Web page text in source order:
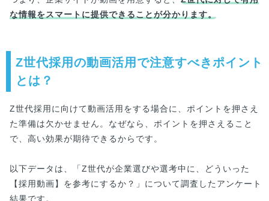
な情報をスマートに提供できることが分かります。
Z世代採用の動画活用で注意すべきポイント
とは？
Z世代採用に向けて動画活用をする場合に、ポイントを押さえ
た準備は欠かせません。なぜなら、ポイントを押さえること
で、高い効果が期待できるからです。
以下データは、「Z世代が企業選びや選考中に、どういった
【採用動画】を参考にするか？」について調査したアンケート
結果です。